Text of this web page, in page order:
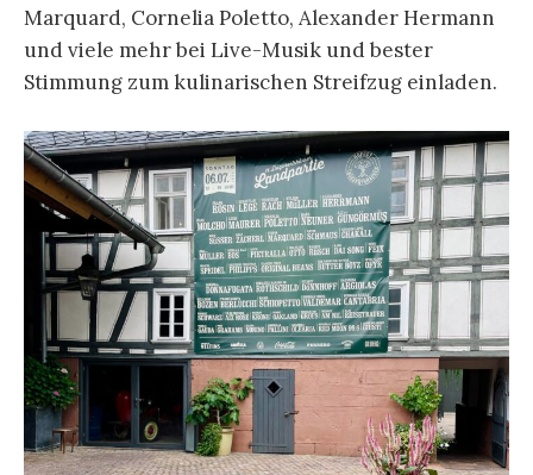
Marquard, Cornelia Poletto, Alexander Hermann
und viele mehr bei Live-Musik und bester
Stimmung zum kulinarischen Streifzug einladen.